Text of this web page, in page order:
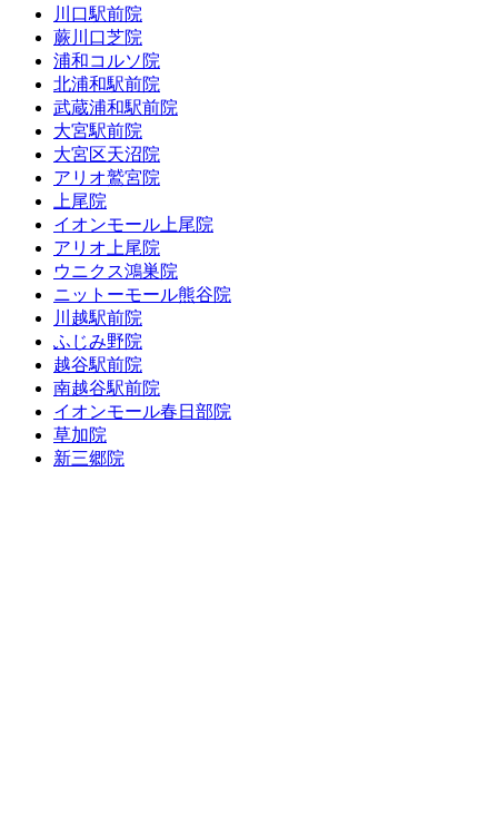
川口駅前院
蕨川口芝院
浦和コルソ院
北浦和駅前院
武蔵浦和駅前院
大宮駅前院
大宮区天沼院
アリオ鷲宮院
上尾院
イオンモール上尾院
アリオ上尾院
ウニクス鴻巣院
ニットーモール熊谷院
川越駅前院
ふじみ野院
越谷駅前院
南越谷駅前院
イオンモール春日部院
草加院
新三郷院